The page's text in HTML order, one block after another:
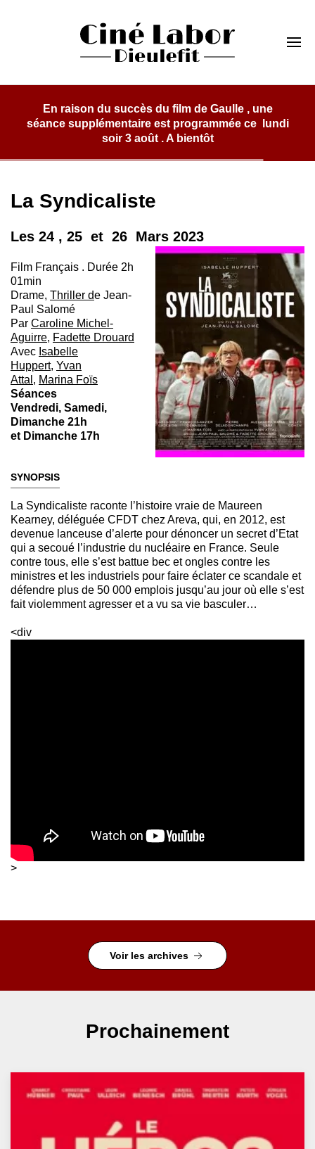
Cinéma Labor
Dieulefit
de Gaulle , une
ce lundi
La Syndicaliste
Les 24 , 25 et 26 Mars 2023
Film Français . Durée 2h
01min
Drame, Thriller de Jean-
Paul Salomé
Par Caroline Michel-
Aguirre, Fadette Drouard
Avec Isabelle
Huppert, Yvan
Attal , Marina Foïs
Séances
Vendredi, Samedi,
Dimanche 21h
et Dimanche 17h
SYNOPSIS
La Syndicaliste raconte l’histoire vraie de Maureen
Kearney, déléguée CFDT chez Areva, qui, en 2012, est
devenue lanceuse d’alerte pour dénoncer un secret d’Etat
qui a secoué l’industrie du nucléaire en France. Seule
contre tous, elle s’est battue bec et ongles contre les
ministres et les industriels pour faire éclater ce scandale et
défendre plus de 50 000 emplois jusqu’au jour où elle s’est
fait violemment agresser et a vu sa vie basculer…
<div
>
Voir les archives
Prochainement